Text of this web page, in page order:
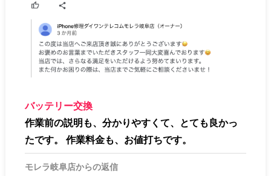
バッテリー交換
作業前の説明も、分かりやすくて、とても良かっ
たです。 作業料金も、お値打ちです。
モレラ岐阜店からの返信